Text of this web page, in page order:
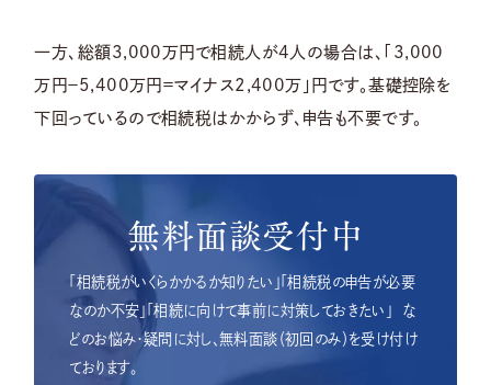
一方、総額3,000万円で相続人が4人の場合は、「3,000
万円－5,400万円＝マイナス2,400万」円です。基礎控除を
下回っているので相続税はかからず、申告も不要です。
無料面談受付中
「相続税がいくらかかるか知りたい」「相続税の申告が必要
なのか不安」「相続に向けて事前に対策しておきたい」 な
どのお悩み・疑問に対し、無料面談（初回のみ）を受け付け
ております。